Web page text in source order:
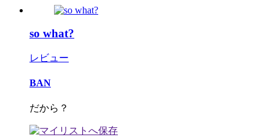
so what?
レビュー
BAN
だから？